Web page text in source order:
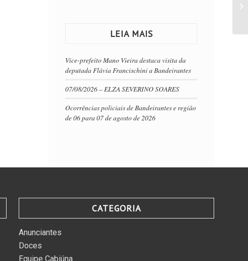
LEIA MAIS
Vice-prefeito Mano Vieira destaca visita da
deputada Flávia Francischini a Bandeirantes
07/08/2026 – ELZA SEVERINO SOARES
Ocorrências policiais de Bandeirantes e região
de 06 para 07 de agosto de 2026
CATEGORIA
Anunciantes
Doces
Equipe Cabiúna